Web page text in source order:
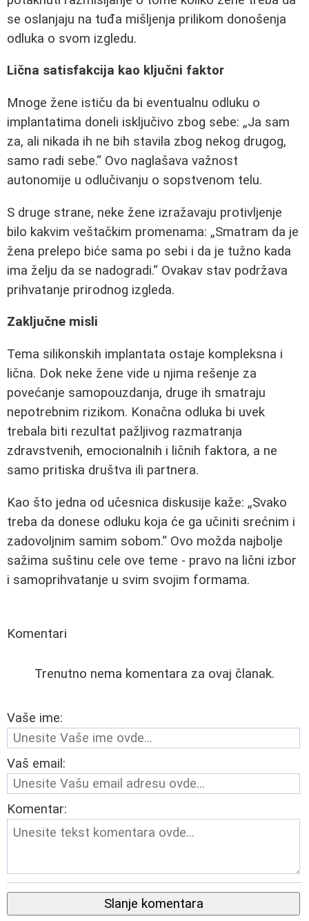
se oslanjaju na tuđa mišljenja prilikom donošenja
odluka o svom izgledu.
Lična satisfakcija kao ključni faktor
Mnoge žene ističu da bi eventualnu odluku o
implantatima doneli isključivo zbog sebe:
Ja sam
za, ali nikada ih ne bih stavila zbog nekog drugog,
samo radi sebe. Ovo naglašava važnost
autonomije u odlučivanju o sopstvenom telu.
S druge strane, neke žene izražavaju protivljenje
bilo kakvim veštačkim promenama:
Smatram da je
žena prelepo biće sama po sebi i da je tužno kada
ima želju da se nadogradi. Ovakav stav podržava
prihvatanje prirodnog izgleda.
Zaključne misli
Tema silikonskih implantata ostaje kompleksna i
lična. Dok neke žene vide u njima rešenje za
povećanje samopouzdanja, druge ih smatraju
nepotrebnim rizikom. Konačna odluka bi uvek
trebala biti rezultat pažljivog razmatranja
zdravstvenih, emocionalnih i ličnih faktora, a ne
samo pritiska društva ili partnera.
Kao što jedna od učesnica diskusije kaže:
Svako
treba da donese odluku koja će ga učiniti srećnim i
zadovoljnim samim sobom. Ovo možda najbolje
sažima suštinu cele ove teme - pravo na lični izbor
i samoprihvatanje u svim svojim formama.
Komentari
Trenutno nema komentara za ovaj članak.
Vaše ime:
Vaš email:
Komentar:
Slanje komentara